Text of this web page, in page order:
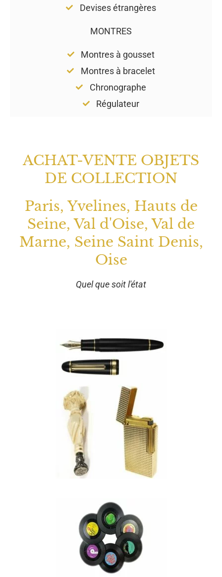
Devises étrangères
MONTRES
Montres à gousset
Montres à bracelet
Chronographe
Régulateur
ACHAT-VENTE OBJETS
DE COLLECTION
Paris, Yvelines, Hauts de
Seine, Val d'Oise, Val de
Marne, Seine Saint Denis,
Oise
Quel que soit l'état